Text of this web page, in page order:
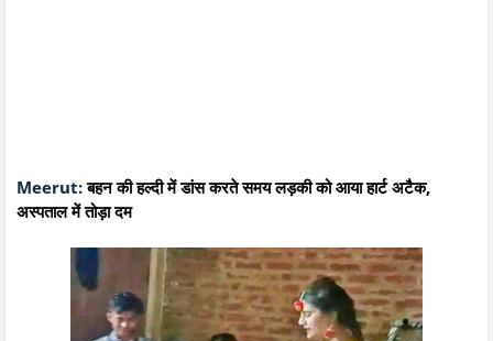
Meerut:बहन की हल्दी में डांस करते समय लड़की को आया हार्ट अटैक,
अस्पताल में तोड़ा दम